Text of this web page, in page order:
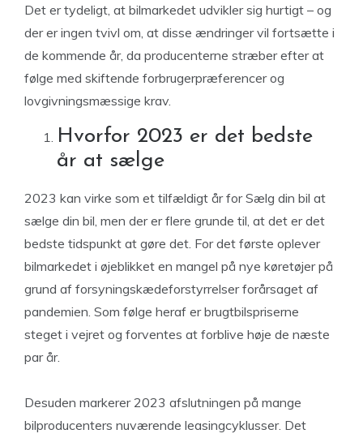
Det er tydeligt, at bilmarkedet udvikler sig hurtigt – og
der er ingen tvivl om, at disse ændringer vil fortsætte i
de kommende år, da producenterne stræber efter at
følge med skiftende forbrugerpræferencer og
lovgivningsmæssige krav.
Hvorfor 2023 er det bedste
år at sælge
2023 kan virke som et tilfældigt år for Sælg din bil at
sælge din bil, men der er flere grunde til, at det er det
bedste tidspunkt at gøre det. For det første oplever
bilmarkedet i øjeblikket en mangel på nye køretøjer på
grund af forsyningskædeforstyrrelser forårsaget af
pandemien. Som følge heraf er brugtbilspriserne
steget i vejret og forventes at forblive høje de næste
par år.
Desuden markerer 2023 afslutningen på mange
bilproducenters nuværende leasingcyklusser. Det